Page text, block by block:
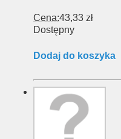
Cena:43,33 zł
Dostępny
Dodaj do koszyka